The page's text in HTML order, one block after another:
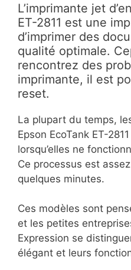
L’imprimante jet
ET-2811 est une
d’imprimer des
qualité optimale.
rencontrez des
imprimante, il est
reset.
La plupart du temps,
Epson EcoTank ET-
lorsqu’elles ne
Ce processus est
quelques minutes.
Ces modèles sont
et les petites
Expression se
élégant et leurs